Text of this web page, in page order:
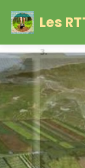
Les